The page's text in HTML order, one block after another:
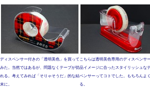
ディスペンサー付きの「透明美色」を買って
みた。当然ではあるが、問題なくテープが切
れる。考えてみれば「そりゃそうだ」的な結
末に。
こちらは透明美色専用のディスペンサ
品イメージに合ったスタイリッシュな
ペンサーってコトでした。もちろんよ
る。